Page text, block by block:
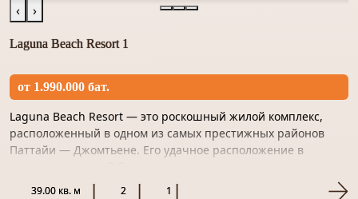
‹ ›
Laguna Beach Resort 1
от 1.990.000 бат.
Laguna Beach Resort — это роскошный жилой комплекс,
расположенный в одном из самых престижных районов
Паттайи — Джомтьене. Его удачное расположение в
тихом и спокойно...
39.00 кв. м 2 1